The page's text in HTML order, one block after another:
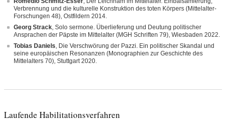
Verbrennung und die kulturelle Konstruktion des toten Körpers (Mittelalter-
Forschungen 48), Ostfildern 2014.
Georg Strack, Solo sermone. Überlieferung und Deutung politischer
Ansprachen der Päpste im Mittelalter (MGH Schriften 79), Wiesbaden 2022.
Tobias Daniels, Die Verschwörung der Pazzi. Ein politischer Skandal und
seine europäischen Resonanzen (Monographien zur Geschichte des
Mittelalters 70), Stuttgart 2020.
Laufende Habilitationsverfahren